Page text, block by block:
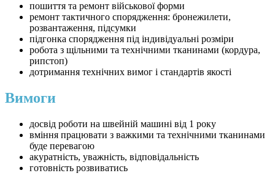
пошиття та ремонт військової форми
ремонт тактичного спорядження: бронежилети,
розвантаження, підсумки
підгонка спорядження під індивідуальні розміри
робота з щільними та технічними тканинами (кордура,
рипстоп)
дотримання технічних вимог і стандартів якості
Вимоги
досвід роботи на швейній машині від 1 року
вміння працювати з важкими та технічними тканинами
буде перевагою
акуратність, уважність, відповідальність
готовність розвиватись